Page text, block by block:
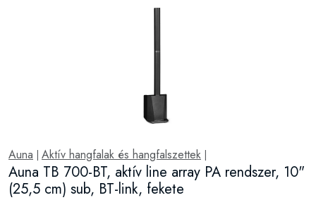
Auna Aktív hangfalak és hangfalszettek
Auna TB 700-BT, aktív line array PA rendszer, 10"
(25,5 cm) sub, BT-link, fekete